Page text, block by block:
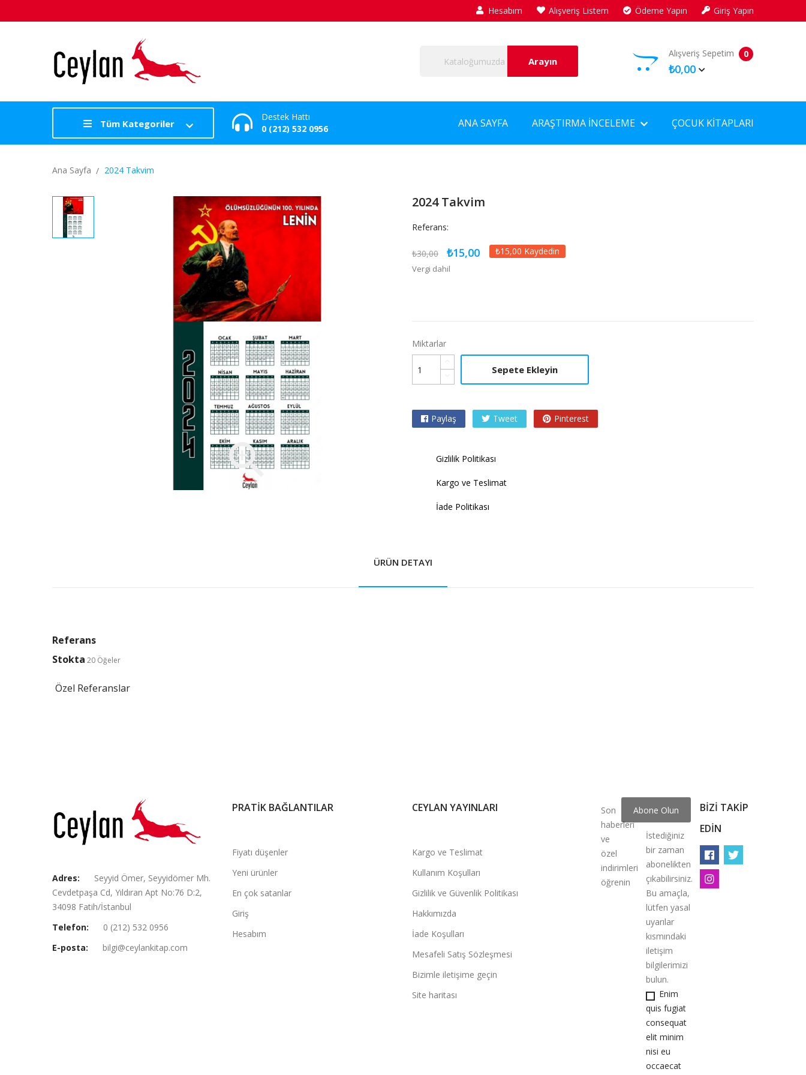
Hesabım Alışveriş Listem Ödeme Yapın Giriş Yapın
Alışveriş Sepetim 0
₺0,00
Arayın
Tüm Kategoriler
Destek Hattı
0 (212) 532 0956
ANA SAYFA ARAŞTIRMA İNCELEME ÇOCUK KITAPLARI
Ana Sayfa 2024 Takvim

2024 Takvim
Referans:
₺30,00 ₺15,00 ₺15,00 Kaydedin
Vergi dahil
Miktarlar
Sepete Ekleyin
Paylaş Tweet Pinterest
Gizlilik Politikası
Kargo ve Teslimat
İade Politikası
ÜRÜN DETAYI
Referans
Stokta 20 Öğeler
Özel Referanslar
Adres:
Seyyid Ömer, Seyyidömer Mh.
Cevdetpaşa Cd, Yıldıran Apt No:76 D:2,
34098 Fatih/İstanbul
Telefon:
0 (212) 532 0956
E-posta:
bilgi@ceylankitap.com
PRATİK BAĞLANTILAR
Fiyatı düşenler
Yeni ürünler
En çok satanlar
Giriş
Hesabım
CEYLAN YAYINLARI
Kargo ve Teslimat
Kullanım Koşulları
Gizlilik ve Güvenlik Politikası
Hakkımızda
İade Koşulları
Mesafeli Satış Sözleşmesi
Bizimle iletişime geçin
Site haritası
Son
haberleri
ve
özel
indirimleri
öğrenin
İstediğiniz
bir zaman
abonelikten
çıkabilirsiniz.
Bu amaçla,
lütfen yasal
uyarılar
kısmındaki
iletişim
bilgilerimizi
bulun.
Enim
quis fugiat
consequat
elit minim
nisi eu
occaecat
BIZI TAKIP
EDIN